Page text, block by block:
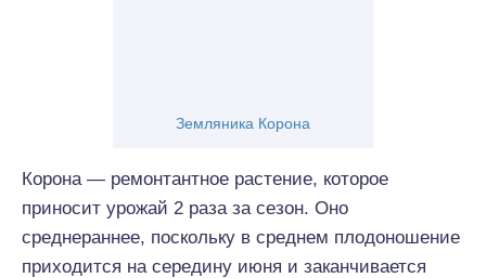
Земляника Корона
Корона — ремонтантное растение, которое
приносит урожай 2 раза за сезон. Оно
среднераннее, поскольку в среднем плодоношение
приходится на середину июня и заканчивается